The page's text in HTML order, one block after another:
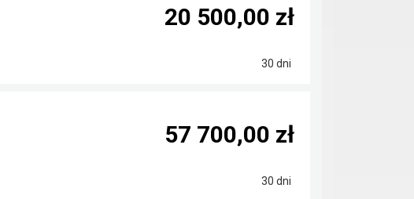
30 dni
20 500,00 zł
30 dni
57 700,00 zł